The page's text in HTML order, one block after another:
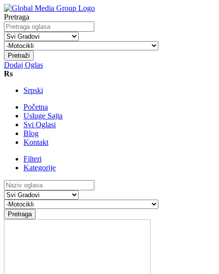
Pretraga
Pretraži
Dodaj Oglas
Rs
Srpski
Početna
Usluge Sajta
Svi Oglasi
Blog
Kontakt
Filteri
Kategorije
Pretraga